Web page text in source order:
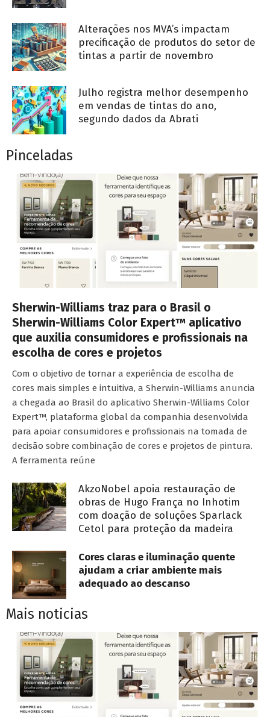
Alterações nos MVA’s impactam
precificação de produtos do setor de
tintas a partir de novembro
Julho registra melhor desempenho
em vendas de tintas do ano,
segundo dados da Abrati
Pinceladas
Sherwin-Williams traz para o Brasil o
Sherwin-Williams Color Expert™ aplicativo
que auxilia consumidores e profissionais na
escolha de cores e projetos
Com o objetivo de tornar a experiência de escolha de
cores mais simples e intuitiva, a Sherwin-Williams anuncia
a chegada ao Brasil do aplicativo Sherwin-Williams Color
Expert™, plataforma global da companhia desenvolvida
para apoiar consumidores e profissionais na tomada de
decisão sobre combinação de cores e projetos de pintura.
A ferramenta reúne
AkzoNobel apoia restauração de
obras de Hugo França no Inhotim
com doação de soluções Sparlack
Cetol para proteção da madeira
Cores claras e iluminação quente
ajudam a criar ambiente mais
adequado ao descanso
Mais noticias